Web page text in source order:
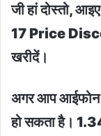
जी हां दोस्तो,
17 Price
खरीदें।
अगर आप आईफोन
हो सकता है।